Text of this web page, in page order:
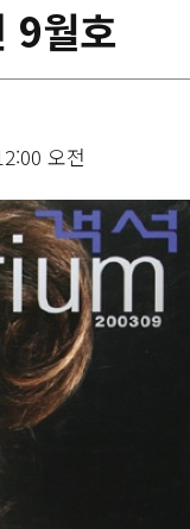
9월호
오전